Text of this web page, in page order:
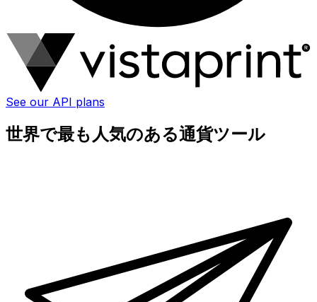
See our API plans
世界で最も人気のある通貨ツール